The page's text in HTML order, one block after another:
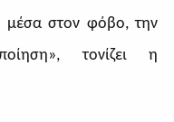
μέσα στον φόβο, την
τονίζει η